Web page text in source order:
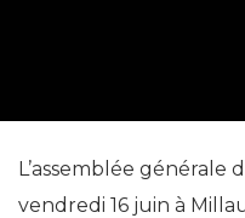
L’assemblée générale
vendredi 16 juin à